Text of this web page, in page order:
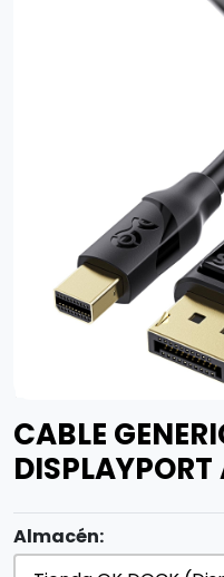
CABLE
DISPLAYPORT
Almacén: